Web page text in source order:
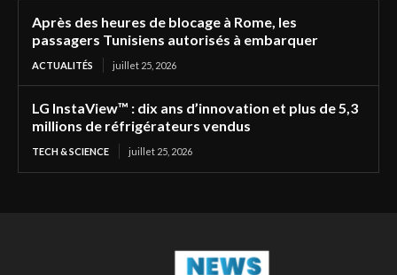
Après des heures de blocage à Rome, les
passagers Tunisiens autorisés à embarquer
ACTUALITÉS juillet 25, 2026
LG InstaView™ : dix ans d’innovation et plus de 5,3
millions de réfrigérateurs vendus
TECH & SCIENCE juillet 25, 2026